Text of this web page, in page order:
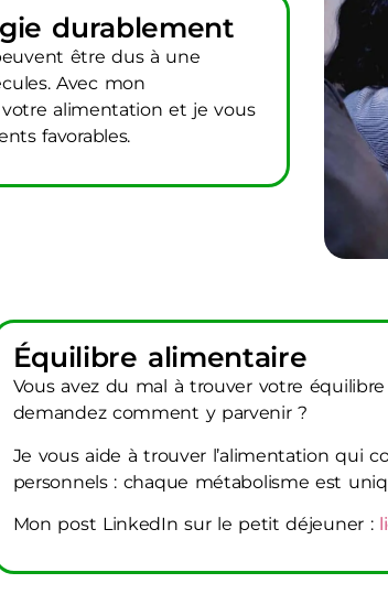
durablement
être dus à une
Avec mon
alimentation et je vous
favorables.
Équilibre alimentaire
Vous avez du mal à trouver votre
demandez comment y parvenir ?
Je vous aide à trouver l’alimentation qui
personnels : chaque métabolisme est
Mon post LinkedIn sur le petit déjeuner :